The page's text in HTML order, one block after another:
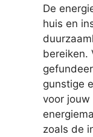
De
huis en
bereiken.
gunstige
voor
zoals de